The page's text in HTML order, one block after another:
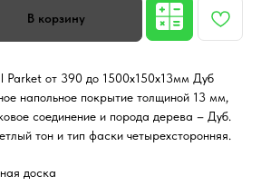
Parket от 390 до 1500х150х13мм Дуб
напольное покрытие толщиной 13 мм,
соединение и порода дерева – Дуб.
тон и тип фаски четырехсторонняя.
доска